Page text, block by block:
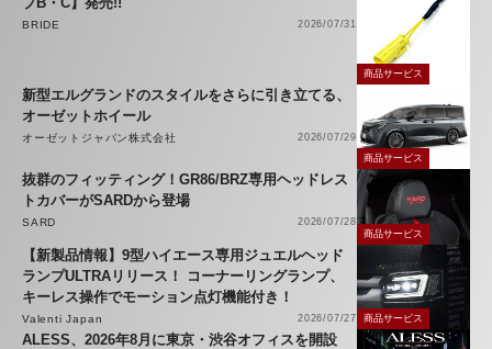
BRIDE 2026/07/31
商品サービス
新型エルグランドのスタイルをさらに引き立てる、
オーゼットホイール
オーゼットジャパン株式会社
2026/07/29
商品サービス
抜群のフィッティング！GR86/BRZ専用ヘッドレス
トカバーがSARDから登場
SARD
2026/07/28
商品サービス
【新製品情報】9型ハイエース専用ジュエルヘッド
ランプULTRAリリース！ コーナーリングランプ、
キーレス操作でモーション点灯機能付き！
Valenti Japan 2026/07/27 商品サービス
ALESS、2026年8月に東京・渋谷オフィスを開設